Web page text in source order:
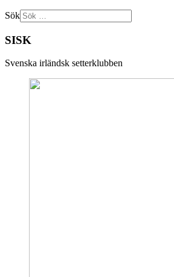
Sök
SISK
Svenska irländsk setterklubben